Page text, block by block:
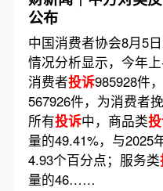
公布
中国消费者协会8月5
情况分析显示，今年
消费者投诉985928件
567926件，为消费者
所有投诉中，商品类
量的49.41%，与2025
4.93个百分点；服务类
量的46……